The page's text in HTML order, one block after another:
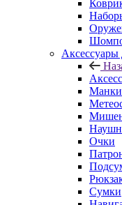
Аксессуары
Манки
Очки
Сумки